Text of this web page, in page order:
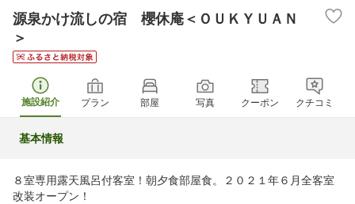
源泉かけ流しの宿 櫻休庵＜ＯＵＫＹＵＡＮ
＞
施設紹介 プラン 部屋 写真 クーポン クチコミ
基本情報
８室専用露天風呂付客室！朝夕食部屋食。２０２１年６月全客室
改装オープン！